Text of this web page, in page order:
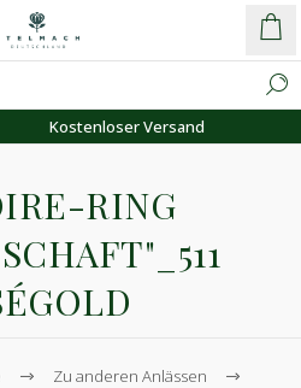
Versand
RING
Zu anderen Anlässen